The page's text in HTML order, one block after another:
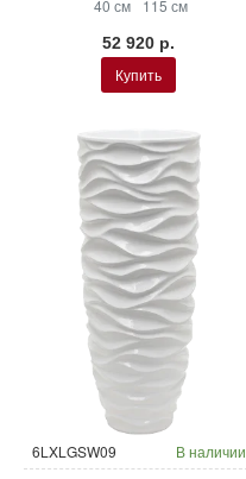
40 см 115 см
52 920 р.
Купить
6LXLGSW09 В наличии